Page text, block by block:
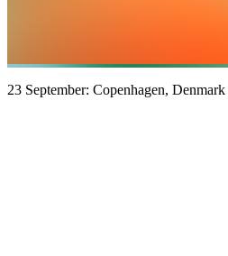
23 September: Copenhagen, Denmark